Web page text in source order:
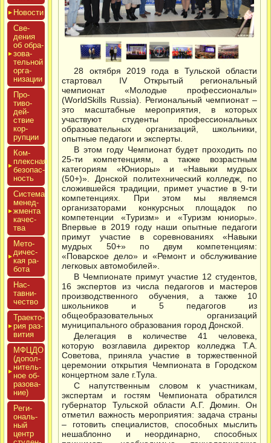
Новос­ти
Све­
дения
об об­ра­
зова­
тель­ной
ор­га­
низа­ции
Про­
тиво­
дей­
ствие
кор­
рупции
Ком­
плексная
бе­зопас­
ность
Сис­те­ма
ме­нед­
жмен­та
ка­чес­
тва
Мето­
дичес­
кая ра­
бота
Нас­
тавни­
чес­тво
Тра­ек­то­
рия раз­
ви­тия
МФЦДО
(до­пол­
ни­тель­
ное об­
ра­зова­
ние)
Реги­
ональ­
ный
центр
28 октября 2019 года в Тульской области
стартовал IV Открытый региональный
чемпионат «Молодые профессионалы»
(WorldSkills Russia). Региональный чемпионат –
это масштабные мероприятия, в которых
участвуют студенты профессиональных
образовательных организаций, школьники,
опытные педагоги и эксперты.
В этом году Чемпионат будет проходить по
25-ти компетенциям, а также возрастным
категориям «Юниоры» и «Навыки мудрых
(50+)». Донской политехнический колледж, по
сложившейся традиции, примет участие в 9-ти
компетенциях. При этом мы являемся
организаторами конкурсных площадок по
компетенции «Туризм» и «Туризм юниоры».
Впервые в 2019 году наши опытные педагоги
примут участие в соревнованиях «Навыки
мудрых 50+» по двум компетенциям:
«Поварское дело» и «Ремонт и обслуживание
легковых автомобилей».
В Чемпионате примут участие 12 студентов,
16 экспертов из числа педагогов и мастеров
производственного обучения, а также 10
школьников и 5 педагогов из
общеобразовательных организаций
муниципального образования город Донской.
Делегация в количестве 41 человека,
которую возглавила директор колледжа Т.А.
Советова, приняла участие в торжественной
церемонии открытия Чемпионата в Городском
концертном зале г.Тула.
С напутственным словом к участникам,
экспертам и гостям Чемпионата обратился
губернатор Тульской области А.Г. Дюмин. Он
отметил важность мероприятия: задача страны
– готовить специалистов, способных мыслить
нешаблонно и неординарно, способных